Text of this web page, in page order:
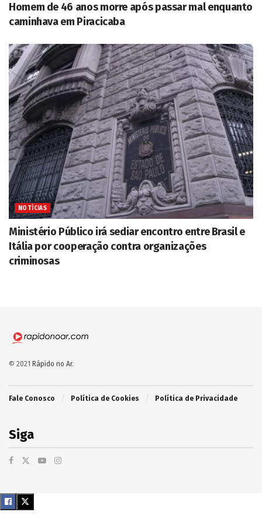
Homem de 46 anos morre após passar mal enquanto
caminhava em Piracicaba
NOTÍCIAS
Ministério Público irá sediar encontro entre Brasil e
Itália por cooperação contra organizações
criminosas
© 2021 Rápido no Ar.
Fale Conosco Política de Cookies Política de Privacidade
Siga